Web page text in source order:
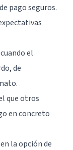
pago seguros.
el
de
que otros
en concreto
la opción de